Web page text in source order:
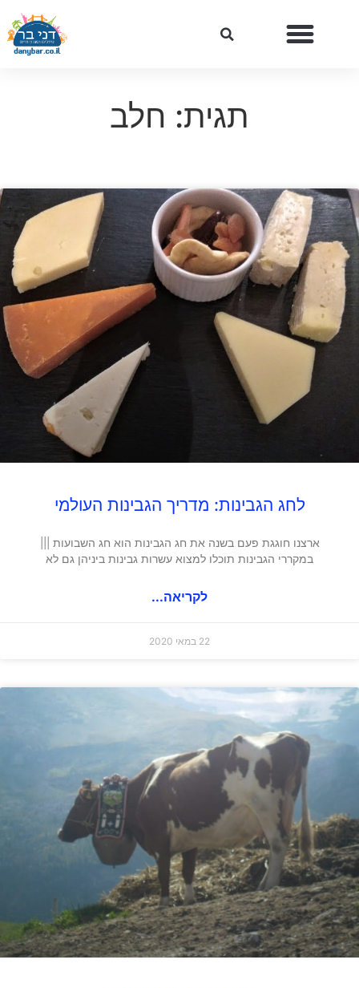
תגית: חלב
לחג הגבינות: מדריך הגבינות העולמי
ארצנו חוגגת פעם בשנה את חג הגבינות הוא חג השבועות |||
במקררי הגבינות תוכלו למצוא עשרות גבינות ביניהן גם לא
לקריאה...
22 במאי 2020